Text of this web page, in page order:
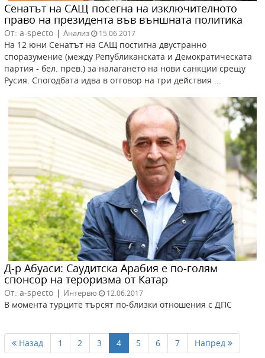
Сенатът на САЩ посегна на изключителното
право на президента във външната политика
От: a-specto | Анализ 15.06.2017
На 12 юни Сенатът на САЩ постигна двустранно
споразумение (между Републиканската и Демократическата
партия - бел. прев.) за налагането на нови санкции срещу
Русия. Спогодбата идва в отговор на три действия ...
Д-р Абуаси: Саудитска Арабия е по-голям
спонсор на тероризма от Катар
От: a-specto | Интервю 12.06.2017
В момента турците търсят по-близки отношения с ДПС
Назад 1 2 3 4 5 6 7 Напред